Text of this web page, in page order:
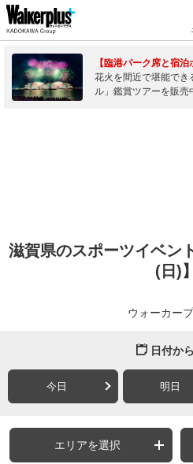
【臨港パーク席と宿泊
花火を間近で堪能でき
ル」鑑賞ツアーを販売
滋賀県のスポーツイベン
(日)】
ウォーカー
日付か
今日 明日
エリアを選択